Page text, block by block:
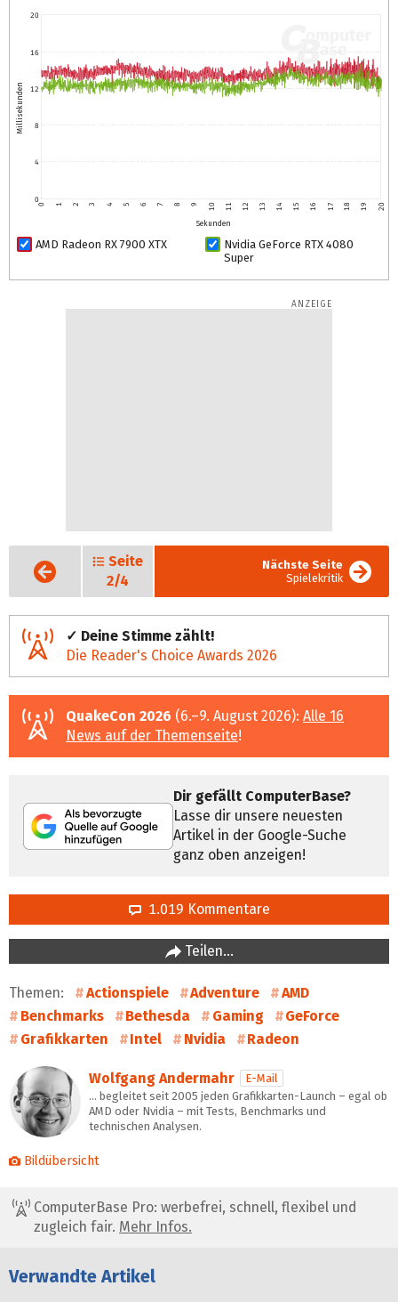
0
4
8
12
16
20
Millisekunden
0 1 2 3 4 5 6 7 8 9 10 11 12 13 14 15 16 17 18 19 20
Sekunden
AMD Radeon RX 7900 XTX
Nvidia GeForce RTX 4080
Super
Vorige
Seite
Seite
2/4
Nächste Seite
Spielekritik
✓ Deine Stimme zählt!
Die Reader's Choice Awards 2026
QuakeCon 2026 (6.–9. August 2026): Alle 16
News auf der Themenseite!
Dir gefällt ComputerBase?
Lasse dir unsere neuesten
Artikel in der Google-Suche
ganz oben anzeigen!
1.019 Kommentare
Teilen…
Themen: Actionspiele Adventure
AMD
Benchmarks
Bethesda Gaming
GeForce
Grafikkarten
Intel Nvidia Radeon
Wolfgang Andermahr
E-Mail
… begleitet seit 2005 jeden Grafikkarten-Launch – egal ob
AMD oder Nvidia – mit Tests, Benchmarks und
technischen Analysen.
Bildübersicht
ComputerBase Pro: werbefrei, schnell, flexibel und
zugleich fair. Mehr Infos.
Verwandte Artikel